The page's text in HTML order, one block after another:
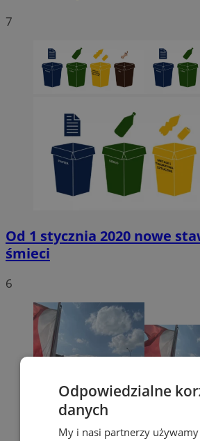
7
Od 1 stycznia 2020 nowe
śmieci
6
Odpowiedzialne
danych
My i nasi partnerzy